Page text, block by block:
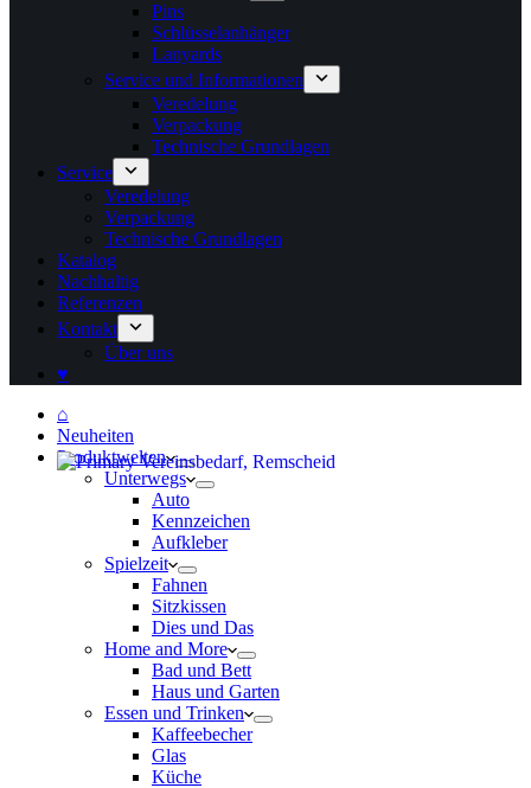
Pins
Schlüsselanhänger
Lanyards
Service und Informationen
Veredelung
Verpackung
Technische Grundlagen
Service
Veredelung
Verpackung
Technische Grundlagen
Katalog
Nachhaltig
Referenzen
Kontakt
Über uns
♥
⌂
Neuheiten
Produktwelten
Unterwegs
Auto
Kennzeichen
Aufkleber
Spielzeit
Fahnen
Sitzkissen
Dies und Das
Home and More
Bad und Bett
Haus und Garten
Essen und Trinken
Kaffeebecher
Glas
Küche